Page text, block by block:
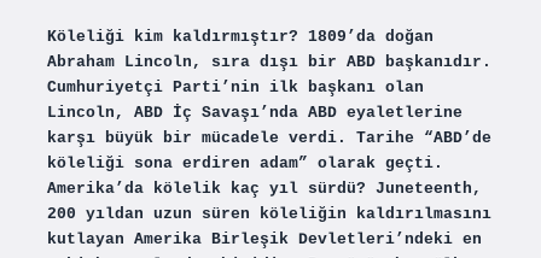
Köleliği kim kaldırmıştır? 1809’da doğan
Abraham Lincoln, sıra dışı bir ABD başkanıdır.
Cumhuriyetçi Parti’nin ilk başkanı olan
Lincoln, ABD İç Savaşı’nda ABD eyaletlerine
karşı büyük bir mücadele verdi. Tarihe “ABD’de
köleliği sona erdiren adam” olarak geçti.
Amerika’da kölelik kaç yıl sürdü? Juneteenth,
200 yıldan uzun süren köleliğin kaldırılmasını
kutlayan Amerika Birleşik Devletleri’ndeki en